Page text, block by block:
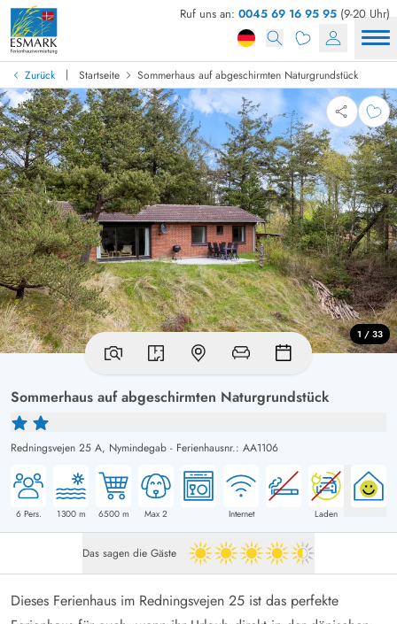
Ruf uns an: 0045 69 16 95 95 (9-20 Uhr)
Zurück | Startseite Sommerhaus auf abgeschirmten Naturgrundstück
Sommerhaus auf abgeschirmten Naturgrundstück
Redningsvejen 25 A, Nymindegab - Ferienhausnr.: AA1106
6Pers. 1300m 6500m Max 2 Internet Laden
1 / 33
Das sagen die Gäste 4.5 von 5
Dieses Ferienhaus im Redningsvejen 25 ist das perfekte